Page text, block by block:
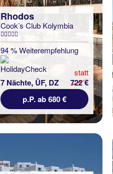
Rhodos
Cook’s Club Kolymbia
94 % Weiterempfehlung
7 Nächte, ÜF, DZ
statt
722 €
p.P. ab 680 €